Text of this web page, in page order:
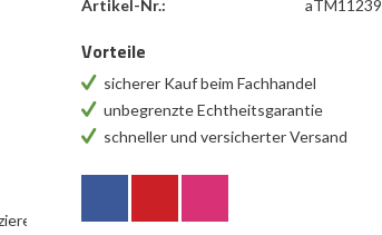
Artikel-Nr.: aTM11239
Vorteile
sicherer Kauf beim Fachhandel
unbegrenzte Echtheitsgarantie
schneller und versicherter Versand